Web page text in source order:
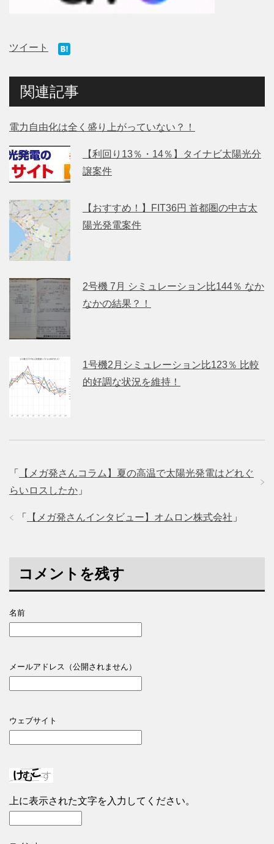
ツイート
関連記事
電力自由化は全く盛り上がっていない？！
【利回り13％・14％】タイナビ太陽光分
譲案件
【おすすめ！】FIT36円 首都圏の中古太
陽光発電案件
2号機 7月 シミュレーション比144％ なか
なかの結果？！
1号機2月シミュレーション比123％ 比較
的好調な状況を維持！
「
【メガ発さんコラム】夏の高温で太陽光発電はどれぐ
らいロスしたか 」
「 【メガ発さんインタビュー】オムロン株式会社 」
コメントを残す
名前
メールアドレス（公開されません）
ウェブサイト
上に表示された文字を入力してください。